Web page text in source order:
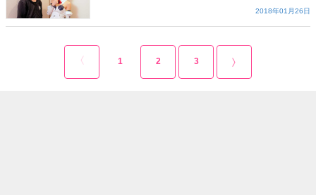
2018年01月26日
1 2 3